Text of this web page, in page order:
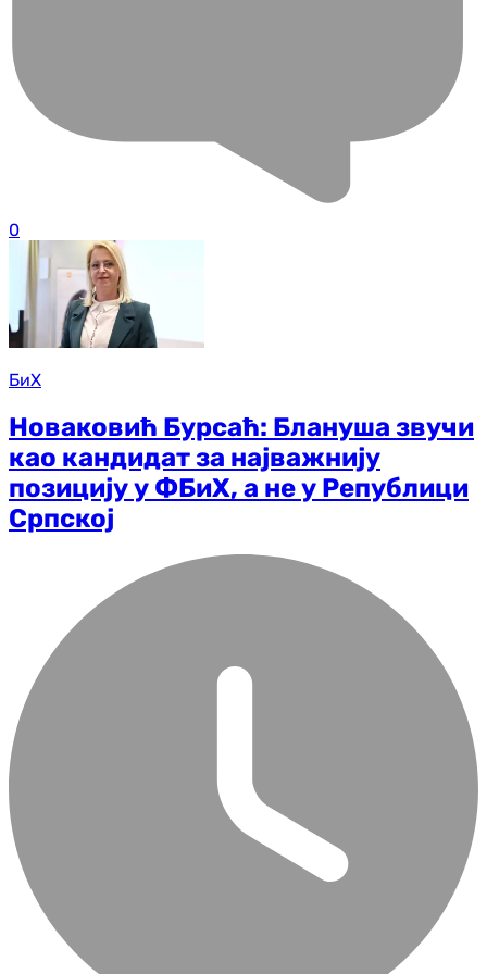
0
БиХ
Новаковић Бурсаћ: Блануша звучи
као кандидат за најважнију
позицију у ФБиХ, а не у Републици
Српској